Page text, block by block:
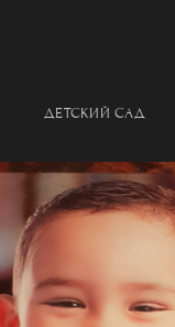
ДЕТСКИЙ САД